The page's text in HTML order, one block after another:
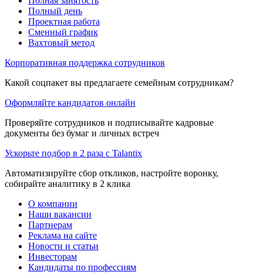
Полный день
Проектная работа
Сменный график
Вахтовый метод
Корпоративная поддержка сотрудников
Какой соцпакет вы предлагаете семейным сотрудникам?
Оформляйте кандидатов онлайн
Проверяйте сотрудников и подписывайте кадровые
документы без бумаг и личных встреч
Ускорьте подбор в 2 раза с Talantix
Автоматизируйте сбор откликов, настройте воронку,
собирайте аналитику в 2 клика
О компании
Наши вакансии
Партнерам
Реклама на сайте
Новости и статьи
Инвесторам
Кандидаты по профессиям